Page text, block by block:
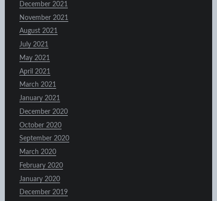
December 2021
November 2021
August 2021
July 2021
May 2021
April 2021
March 2021
January 2021
December 2020
October 2020
September 2020
March 2020
February 2020
January 2020
December 2019